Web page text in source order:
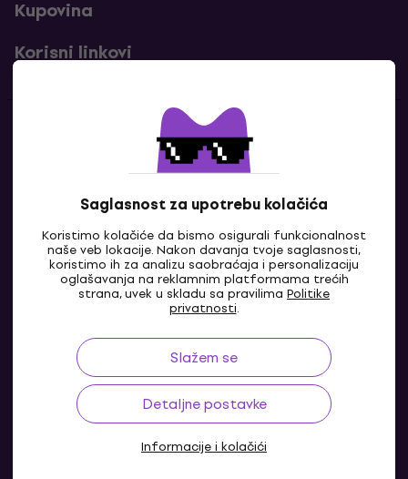
Saglasnost za upotrebu kolačića
Koristimo kolačiće da bismo osigurali funkcionalnost
naše veb lokacije. Nakon davanja tvoje saglasnosti,
koristimo ih za analizu saobraćaja i personalizaciju
oglašavanja na reklamnim platformama trećih
strana, uvek u skladu sa pravilima Politike
privatnosti.
Slažem se
Detaljne postavke
Informacije i kolačići
Kupovina
Korisni linkovi
Kontakti
Kontaktiraj nas
RS